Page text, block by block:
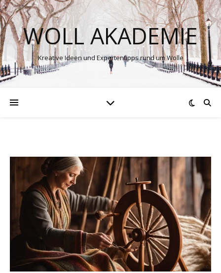
WOLL AKADEMIE
Kreative Ideen und Expertentipps rund um Wolle